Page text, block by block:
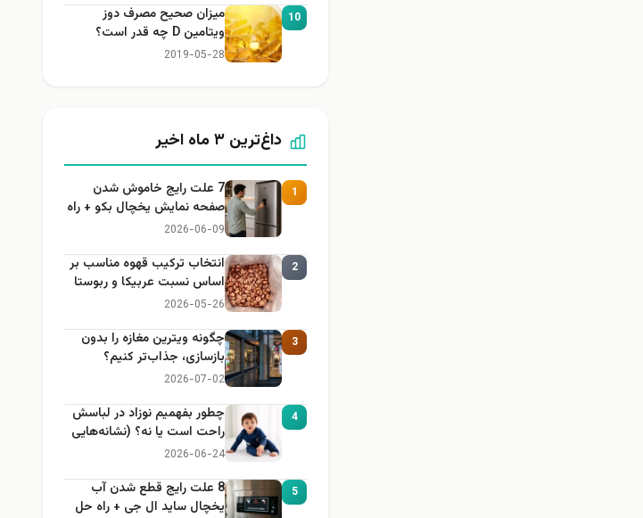
10
میزان صحیح مصرف دوز
ویتامین D چه قدر است؟
2019-05-28
داغ‌ترین ۳ ماه اخیر
1
7 علت رایج خاموش شدن
صفحه نمایش یخچال بکو + راه
حل
2026-06-09
2
انتخاب ترکیب قهوه مناسب بر
اساس نسبت عربیکا و ربوستا
2026-05-26
3
چگونه ویترین مغازه را بدون
بازسازی، جذاب‌تر کنیم؟
2026-07-02
4
چطور بفهمیم نوزاد در لباسش
راحت است یا نه؟ (نشانه‌هایی
که هر مادر باید بداند)
2026-06-24
5
8 علت رایج قطع شدن آب
یخچال ساید ال جی + راه حل